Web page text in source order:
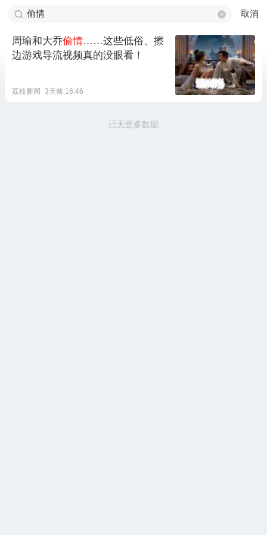
取消
周瑜和大乔偷情……这些低俗、擦
边游戏导流视频真的没眼看！
荔枝新闻 3天前 16:46
已无更多数据